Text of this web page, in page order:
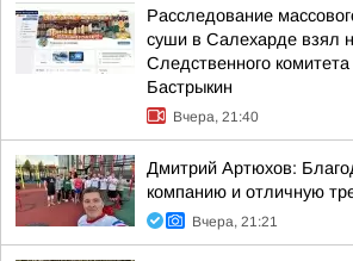
Расследование
суши в Салехарде взял
Следственного
Бастрыкин
Вчера, 21:40
Дмитрий Артюхов:
компанию и отличную
Вчера, 21:21